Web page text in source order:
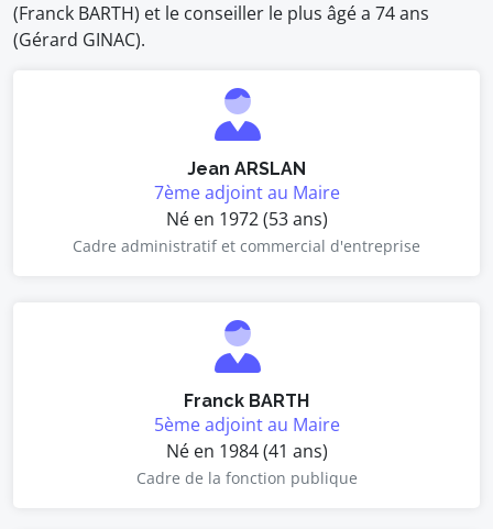
(Franck BARTH) et le conseiller le plus âgé a 74 ans
(Gérard GINAC).
Jean ARSLAN
7ème adjoint au Maire
Né en 1972 (53 ans)
Cadre administratif et commercial d'entreprise
Franck BARTH
5ème adjoint au Maire
Né en 1984 (41 ans)
Cadre de la fonction publique